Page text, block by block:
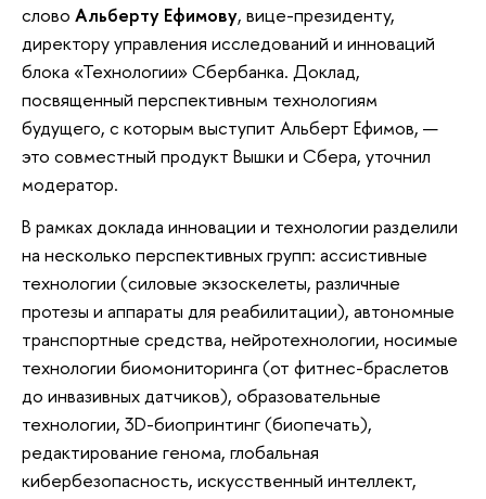
слово Альберту Ефимову, вице-президенту,
директору управления исследований и инноваций
блока «Технологии» Сбербанка. Доклад,
посвященный перспективным технологиям
будущего, с которым выступит Альберт Ефимов, —
это совместный продукт Вышки и Сбера, уточнил
модератор.
В рамках доклада инновации и технологии разделили
на несколько перспективных групп: ассистивные
технологии (силовые экзоскелеты, различные
протезы и аппараты для реабилитации), автономные
транспортные средства, нейротехнологии, носимые
технологии биомониторинга (от фитнес-браслетов
до инвазивных датчиков), образовательные
технологии, 3D-биопринтинг (биопечать),
редактирование генома, глобальная
кибербезопасность, искусственный интеллект,